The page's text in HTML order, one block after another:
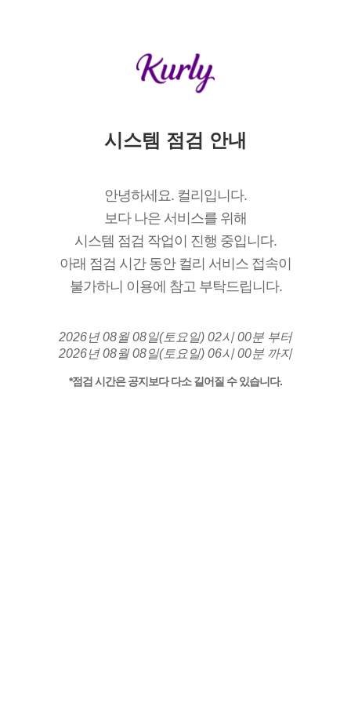
시스템 점검 안내
안녕하세요. 컬리입니다.
보다 나은 서비스를 위해
시스템 점검 작업이 진행 중입니다.
아래 점검 시간 동안 컬리 서비스 접속이
불가하니 이용에 참고 부탁드립니다.
2026년 08월 08일(토요일) 02시 00분 부터
2026년 08월 08일(토요일) 06시 00분 까지
*점검 시간은 공지보다 다소 길어질 수 있습니다.